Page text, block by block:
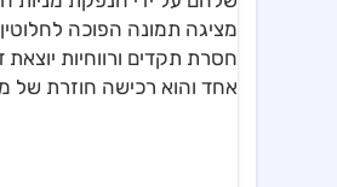
מציגה תמונה הפוכה
חסרת תקדים ורווחיות
אחד והוא רכישה חוזרת של